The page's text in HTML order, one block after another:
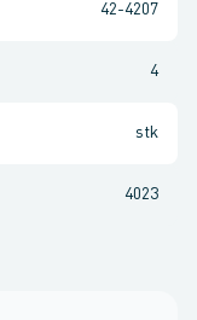
42-4207
4
stk
4023